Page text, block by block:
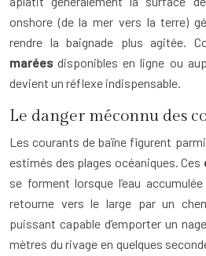
onshore (de la mer vers la terre)
rendre la baignade plus agitée.
maréesdisponibles en ligne ou
devient un réflexe indispensable.
Le danger méconnu des
Les courants de baïne figurent
estimés des plages océaniques. Ces
se forment lorsque l’eau
retourne vers le large par un
puissant capable d’emporter un
mètres du rivage en quelques